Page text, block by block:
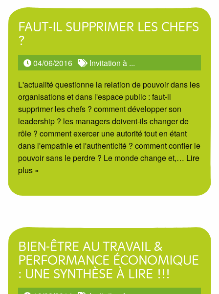
FAUT-IL SUPPRIMER LES CHEFS
?
04/06/2016
Invitation à ...
L'actualité questionne la relation de pouvoir dans les
organisations et dans l'espace public : faut-il
supprimer les chefs ? comment développer son
leadership ? les managers doivent-ils changer de
rôle ? comment exercer une autorité tout en étant
dans l'empathie et l'authenticité ? comment confier le
pouvoir sans le perdre ? Le monde change et,… Lire
plus »
BIEN-ÊTRE AU TRAVAIL &
PERFORMANCE ÉCONOMIQUE
: UNE SYNTHÈSE À LIRE !!!